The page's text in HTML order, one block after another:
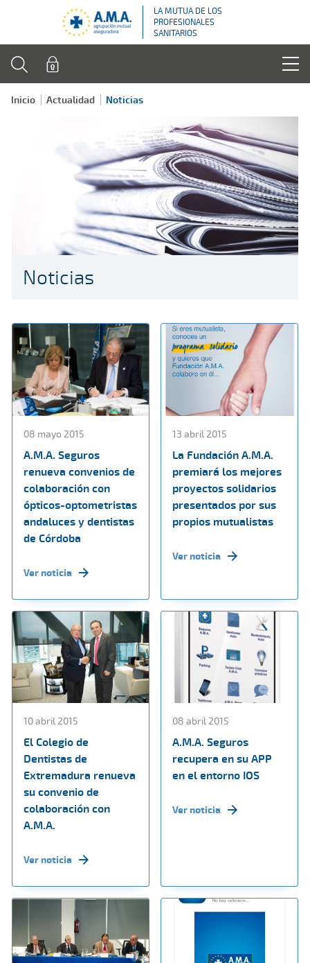
LA MUTUA DE LOS
PROFESIONALES
SANITARIOS
Inicio Actualidad Noticias
Noticias
08 mayo 2015
A.M.A. Seguros
renueva convenios de
colaboración con
ópticos-optometristas
andaluces y dentistas
de Córdoba
Ver noticia
13 abril 2015
La Fundación A.M.A.
premiará los mejores
proyectos solidarios
presentados por sus
propios mutualistas
Ver noticia
10 abril 2015
El Colegio de
Dentistas de
Extremadura renueva
su convenio de
colaboración con
A.M.A.
Ver noticia
08 abril 2015
A.M.A. Seguros
recupera en su APP
en el entorno IOS
Ver noticia